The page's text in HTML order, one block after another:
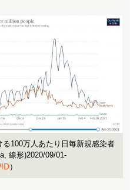
る100万人あたり日毎新規感染者
線形)2020/09/01-
）